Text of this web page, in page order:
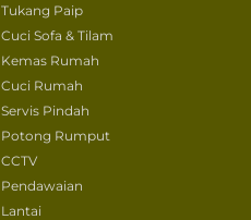
Tukang Paip
Cuci Sofa & Tilam
Kemas Rumah
Cuci Rumah
Servis Pindah
Potong Rumput
CCTV
Pendawaian
Lantai